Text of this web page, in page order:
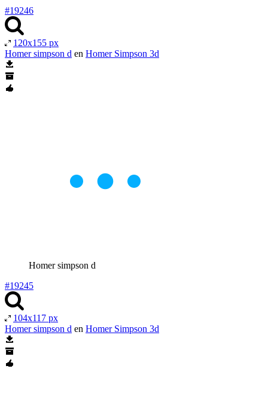
#19246
120x155 px
Homer simpson d en Homer Simpson 3d
Homer simpson d
#19245
104x117 px
Homer simpson d en Homer Simpson 3d